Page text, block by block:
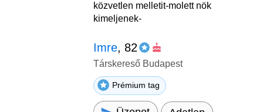
közvetlen melletit-molett nök
kimeljenek-
Imre, 82
Társkereső Budapest
Prémium tag